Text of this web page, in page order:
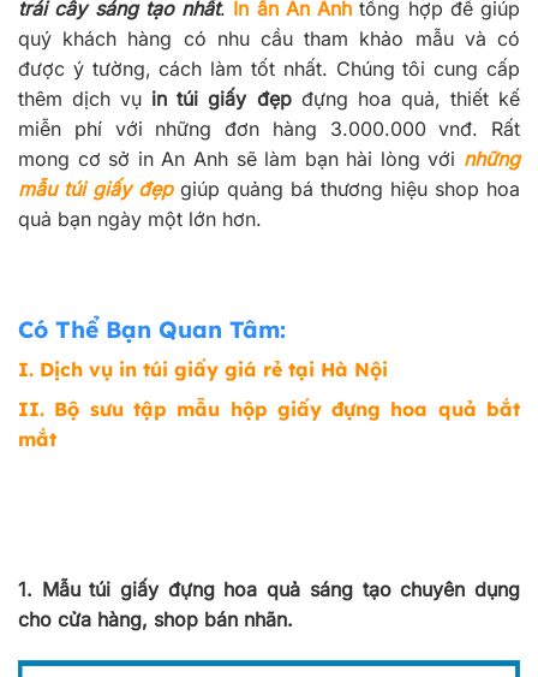
trái cây sáng tạo nhất. In ấn An Anh tổng hợp để giúp
quý khách hàng có nhu cầu tham khảo mẫu và có
được ý tường, cách làm tốt nhất. Chúng tôi cung cấp
thêm dịch vụ in túi giấy đẹpđựng hoa quả, thiết kế
miễn phí với những đơn hàng 3.000.000 vnđ. Rất
mong cơ sở in An Anh sẽ làm bạn hài lòng với những
mẫu túi giấy đẹpgiúp quảng bá thương hiệu shop hoa
quả bạn ngày một lớn hơn.
Có Thể Bạn Quan Tâm:
I. Dịch vụ in túi giấy giá rẻ tại Hà Nội
II. Bộ sưu tập mẫu hộp giấy đựng hoa quả bắt
mắt
1. Mẫu túi giấy đựng hoa quả sáng tạo chuyên dụng
cho cửa hàng, shop bán nhãn.